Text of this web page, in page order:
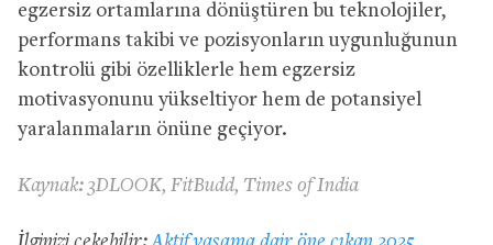
egzersiz ortamlarına dönüştüren bu teknolojiler,
performans takibi ve pozisyonların uygunluğunun
kontrolü gibi özelliklerle hem egzersiz
motivasyonunu yükseltiyor hem de potansiyel
yaralanmaların önüne geçiyor.
Kaynak: 3DLOOK, FitBudd, Times of India